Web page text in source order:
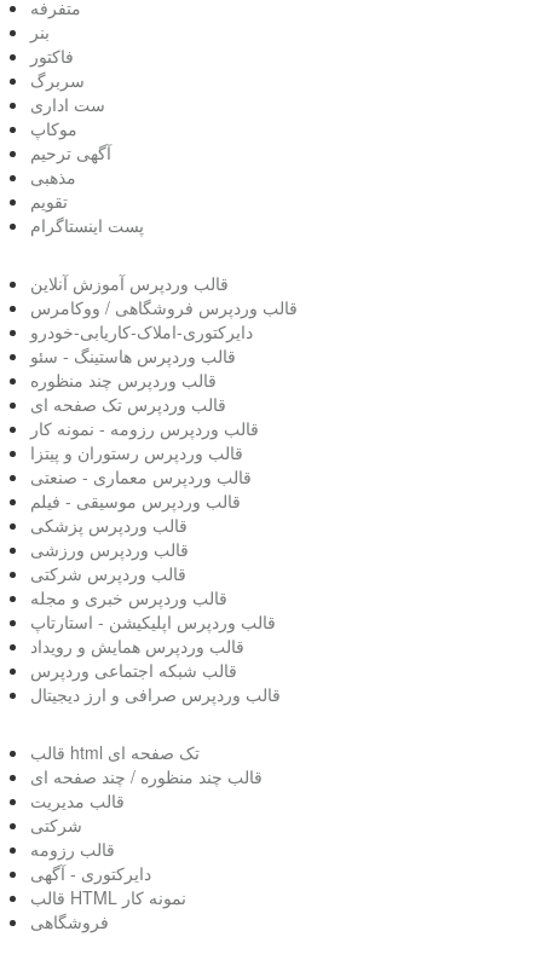
متفرفه
بنر
فاکتور
سربرگ
ست اداری
موکاپ
آگهی ترحیم
مذهبی
تقویم
پست اینستاگرام
قالب وردپرس آموزش آنلاین
قالب وردپرس فروشگاهی / ووکامرس
دایرکتوری-املاک-کاریابی-خودرو
قالب وردپرس هاستینگ - سئو
قالب وردپرس چند منظوره
قالب وردپرس تک صفحه ای
قالب وردپرس رزومه - نمونه کار
قالب وردپرس رستوران و پیتزا
قالب وردپرس معماری - صنعتی
قالب وردپرس موسیقی - فیلم
قالب وردپرس پزشکی
قالب وردپرس ورزشی
قالب وردپرس شرکتی
قالب وردپرس خبری و مجله
قالب وردپرس اپلیکیشن - استارتاپ
قالب وردپرس همایش و رویداد
قالب شبکه اجتماعی وردپرس
قالب وردپرس صرافی و ارز دیجیتال
قالب html تک صفحه ای
قالب چند منظوره / چند صفحه ای
قالب مدیریت
شرکتی
قالب رزومه
دایرکتوری - آگهی
قالب HTML نمونه کار
فروشگاهی